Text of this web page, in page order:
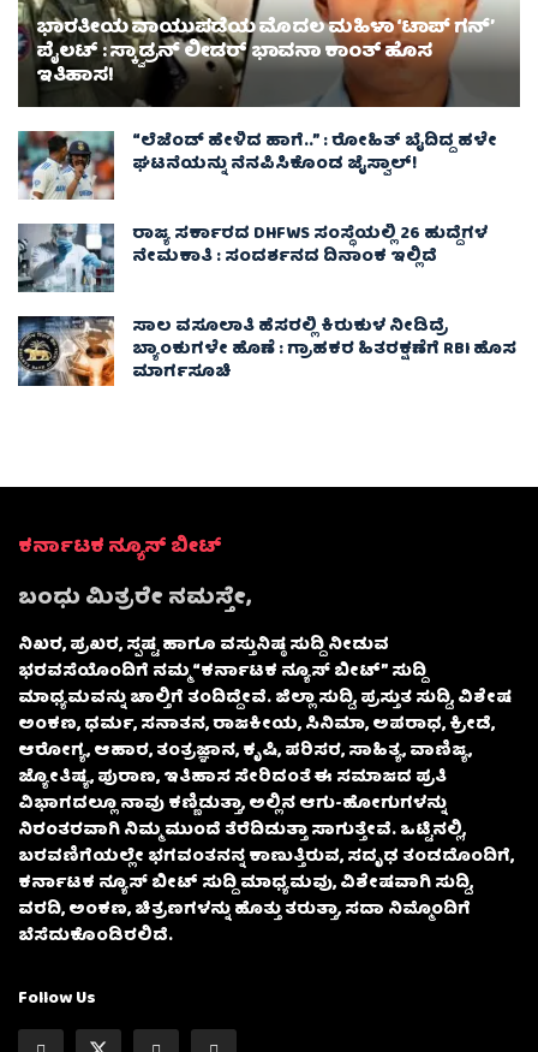
ಭಾರತೀಯ ವಾಯುಪಡೆಯ ಮೊದಲ ಮಹಿಳಾ ‘ಟಾಪ್ ಗನ್’
ಪೈಲಟ್ : ಸ್ಕ್ವಾಡ್ರನ್ ಲೀಡರ್ ಭಾವನಾ ಕಾಂತ್ ಹೊಸ
ಇತಿಹಾಸ!
“ಲೆಜೆಂಡ್ ಹೇಳಿದ ಹಾಗೆ..” : ರೋಹಿತ್ ಬೈದಿದ್ದ ಹಳೇ
ಘಟನೆಯನ್ನು ನೆನಪಿಸಿಕೊಂಡ ಜೈಸ್ವಾಲ್!
ರಾಜ್ಯ ಸರ್ಕಾರದ DHFWS ಸಂಸ್ಥೆಯಲ್ಲಿ 26 ಹುದ್ದೆಗಳ
ನೇಮಕಾತಿ : ಸಂದರ್ಶನದ ದಿನಾಂಕ ಇಲ್ಲಿದೆ
ಸಾಲ ವಸೂಲಾತಿ ಹೆಸರಲ್ಲಿ ಕಿರುಕುಳ ನೀಡಿದ್ರೆ
ಬ್ಯಾಂಕುಗಳೇ ಹೊಣೆ : ಗ್ರಾಹಕರ ಹಿತರಕ್ಷಣೆಗೆ RBI ಹೊಸ
ಮಾರ್ಗಸೂಚಿ
ಕರ್ನಾಟಕ ನ್ಯೂಸ್ ಬೀಟ್
ಬಂಧು ಮಿತ್ರರೇ ನಮಸ್ತೇ,
ನಿಖರ, ಪ್ರಖರ, ಸ್ಪಷ್ಟ ಹಾಗೂ ವಸ್ತುನಿಷ್ಠ ಸುದ್ದಿ ನೀಡುವ
ಭರವಸೆಯೊಂದಿಗೆ ನಮ್ಮ “ಕರ್ನಾಟಕ ನ್ಯೂಸ್ ಬೀಟ್” ಸುದ್ದಿ
ಮಾಧ್ಯಮವನ್ನು ಚಾಲ್ತಿಗೆ ತಂದಿದ್ದೇವೆ. ಜಿಲ್ಲಾ ಸುದ್ದಿ, ಪ್ರಸ್ತುತ ಸುದ್ದಿ, ವಿಶೇಷ
ಅಂಕಣ, ಧರ್ಮ, ಸನಾತನ, ರಾಜಕೀಯ, ಸಿನಿಮಾ, ಅಪರಾಧ, ಕ್ರೀಡೆ,
ಆರೋಗ್ಯ, ಆಹಾರ, ತಂತ್ರಜ್ಞಾನ, ಕೃಷಿ, ಪರಿಸರ, ಸಾಹಿತ್ಯ, ವಾಣಿಜ್ಯ,
ಜ್ಯೋತಿಷ್ಯ, ಪುರಾಣ, ಇತಿಹಾಸ ಸೇರಿದಂತೆ ಈ ಸಮಾಜದ ಪ್ರತಿ
ವಿಭಾಗದಲ್ಲೂ ನಾವು ಕಣ್ಣಿಡುತ್ತಾ, ಅಲ್ಲಿನ ಆಗು-ಹೋಗುಗಳನ್ನು
ನಿರಂತರವಾಗಿ ನಿಮ್ಮ ಮುಂದೆ ತೆರೆದಿಡುತ್ತಾ ಸಾಗುತ್ತೇವೆ. ಒಟ್ಟಿನಲ್ಲಿ,
ಬರವಣಿಗೆಯಲ್ಲೇ ಭಗವಂತನನ್ನ ಕಾಣುತ್ತಿರುವ, ಸದೃಢ ತಂಡದೊಂದಿಗೆ,
ಕರ್ನಾಟಕ ನ್ಯೂಸ್ ಬೀಟ್ ಸುದ್ದಿ ಮಾಧ್ಯಮವು, ವಿಶೇಷವಾಗಿ ಸುದ್ದಿ,
ವರದಿ, ಅಂಕಣ, ಚಿತ್ರಣಗಳನ್ನು ಹೊತ್ತು ತರುತ್ತಾ, ಸದಾ ನಿಮ್ಮೊಂದಿಗೆ
ಬೆಸೆದುಕೊಂಡಿರಲಿದೆ.
Follow Us